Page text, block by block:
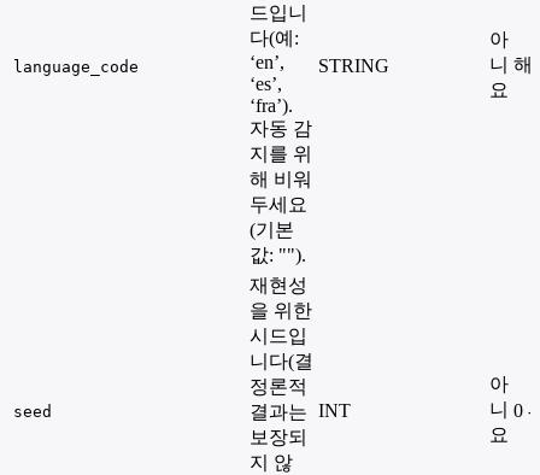
language_code
드입니
다(예:
‘en’,
‘es’,
‘fra’).
자동 감
지를 위
해 비워
두세요
(기본
값: "").
STRING
아
니
요
해
seed
재현성
을 위한
시드입
니다(결
정론적
결과는
보장되
지 않
INT
아
니
요
0 -